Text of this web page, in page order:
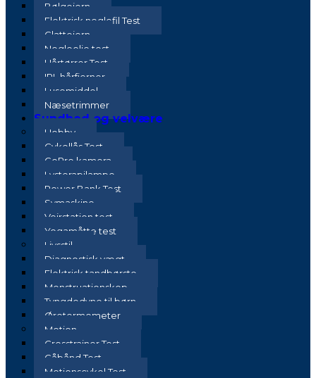
Bølgejern
Elektrisk neglefil Test
Glattejern
Negleolie test
Hårtørrer Test
IPL hårfjerner
Lusemiddel
Næsetrimmer
Sundhed og velvære
Hobby
Cykellås Test
GoPro kamera
Lysterapilampe
Power Bank Test
Symaskine
Vejrstation test
Yogamåtte test
Livsstil
Diagnostisk vægt
Elektrisk tandbørste
Menstruationskop
Tyngdedyne til børn
Øretermometer
Motion
Crosstrainer Test
Gåbånd Test
Motionscykel Test